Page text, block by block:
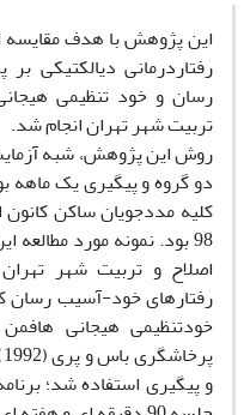
این پژوهش با هدف
رفتاردرمانی دیالکتیکی
رسان و خود تنظیمی
تربیت شهر تهران انجام شد.
روش این پژوهش، شبه
دو گروه و پیگیری یک ماهه
کلیه مددجویان ساکن
اصلاح و تربیت شهر